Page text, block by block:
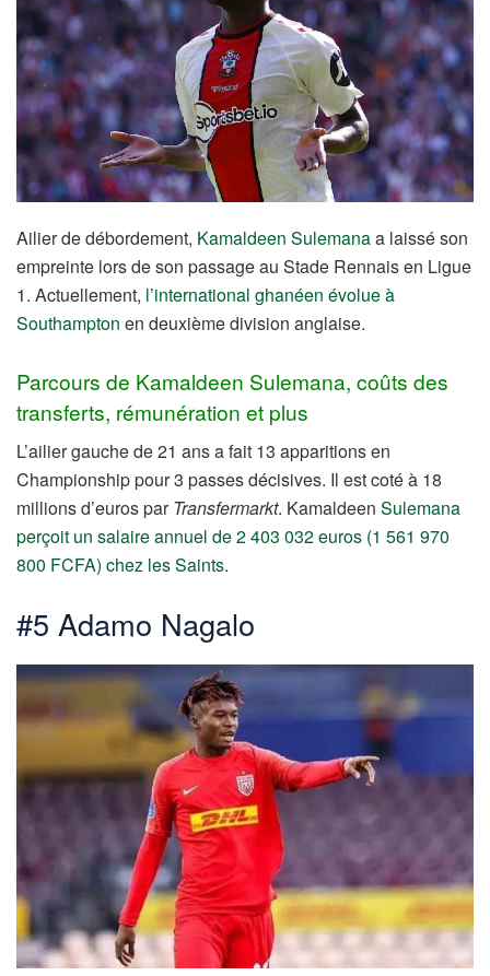
Ailier de débordement, Kamaldeen Sulemanaa laissé son
empreinte lors de son passage au Stade Rennais en Ligue
1. Actuellement, l’international ghanéen évolue à
Southampton en deuxième division anglaise.
Parcours de Kamaldeen Sulemana, coûts des
transferts, rémunération et plus
L’ailier gauche de 21 ans a fait 13 apparitions en
Championship pour 3 passes décisives. Il est coté à 18
millions d’euros par Transfermarkt. Kamaldeen Sulemana
perçoit un salaire annuel de 2 403 032 euros (1 561 970
800 FCFA) chez les Saints.
#5 Adamo Nagalo